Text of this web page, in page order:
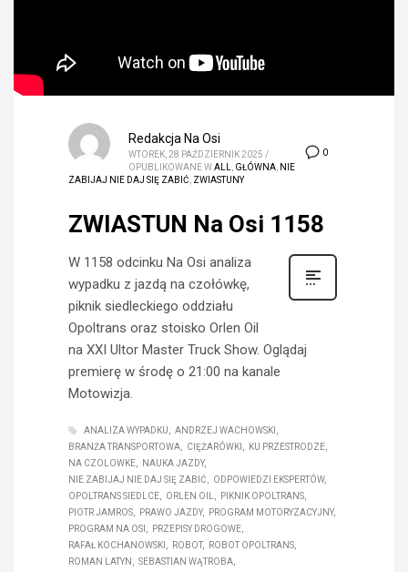
0
Redakcja Na Osi
WTOREK, 28 PAŹDZIERNIK 2025 /
OPUBLIKOWANE WALL GŁÓWNA NIE
ZABIJAJ NIE DAJ SIĘ ZABIĆ ZWIASTUNY
ZWIASTUN Na Osi 1158
W 1158 odcinku Na Osi analiza
wypadku z jazdą na czołówkę,
piknik siedleckiego oddziału
Opoltrans oraz stoisko Orlen Oil
na XXI Ultor Master Truck Show. Oglądaj
premierę w środę o 21:00 na kanale
Motowizja.
ANALIZA WYPADKU
ANDRZEJ WACHOWSKI
BRANŻA TRANSPORTOWA
CIĘŻARÓWKI
KU PRZESTRODZE
NA CZOLOWKE
NAUKA JAZDY
NIE ZABIJAJ NIE DAJ SIĘ ZABIĆ
ODPOWIEDZI EKSPERTÓW
OPOLTRANS SIEDLCE
ORLEN OIL
PIKNIK OPOLTRANS
PIOTR JAMROS
PRAWO JAZDY
PROGRAM MOTORYZACYJNY
PROGRAM NA OSI
PRZEPISY DROGOWE
RAFAŁ KOCHANOWSKI
ROBOT
ROBOT OPOLTRANS
ROMAN LATYN
SEBASTIAN WĄTROBA